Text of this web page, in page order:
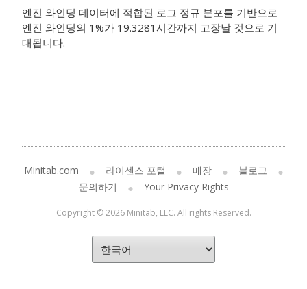
엔진 와인딩 데이터에 적합된 로그 정규 분포를 기반으로
엔진 와인딩의 1%가 19.3281시간까지 고장날 것으로 기
대됩니다.
Minitab.com 라이센스 포털 매장
블로그
문의하기
Your Privacy Rights
Copyright © 2026 Minitab, LLC. All rights Reserved.